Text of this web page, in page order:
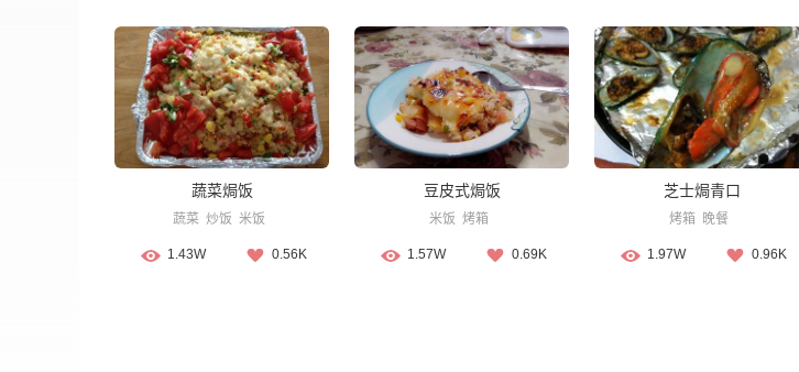
蔬菜焗饭
蔬菜 炒饭 米饭
1.43W 0.56K
豆皮式焗饭
米饭 烤箱
1.57W 0.69K
芝士焗青口
烤箱 晚餐
1.97W 0.96K